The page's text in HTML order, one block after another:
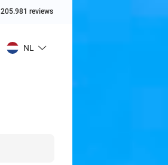
205.981 reviews
NL